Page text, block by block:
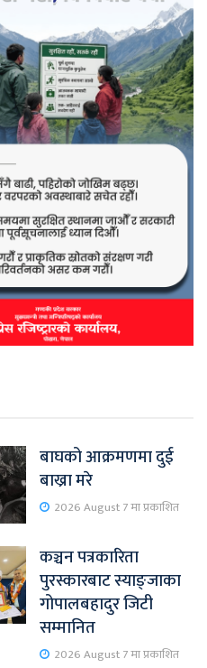
बाघको आक्रमणमा दुई
बाख्रा मरे
2026 August 7 मा प्रकाशित
कञ्चन पत्रकारिता
पुरस्कारबाट स्याङ्जाका
गोपालबहादुर जिटी
सम्मानित
2026 August 7 मा प्रकाशित